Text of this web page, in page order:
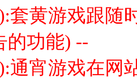
黄游戏跟随
的功能) --
宵游戏在网